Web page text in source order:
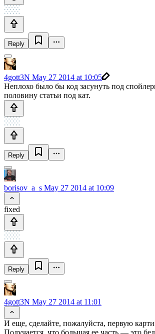
Reply
4gott3N May 27 2014 at 10:05
Неплохо было бы код засунуть под
половину статьи под кат.
Reply
borisov_a_s May 27 2014 at 10:09
fixed
Reply
4gott3N May 27 2014 at 11:01
И еще, сделайте, пожалуйста, первую
Получается, что большая ее часть — это